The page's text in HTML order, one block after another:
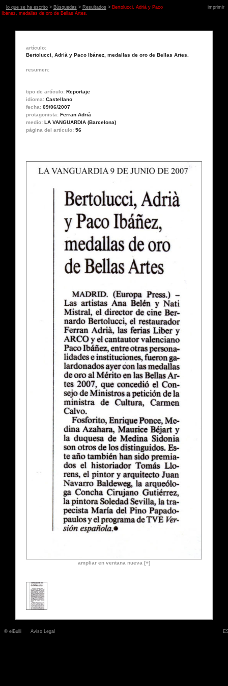
lo que se ha escrito> Búsquedas > Resultados > Bertolucci, Adrià y Paco
Ibánez, medallas de oro de Bellas Artes.
imprimir
artículo:
Bertolucci, Adrià y Paco Ibánez, medallas de oro de Bellas Artes.
resumen:
tipo de artículo: Reportaje
idioma: Castellano
fecha: 09/06/2007
protagonista: Ferran Adrià
medio: LA VANGUARDIA (Barcelona)
página del artículo: 56
ampliar en ventana nueva [+]
© elBulli Aviso Legal